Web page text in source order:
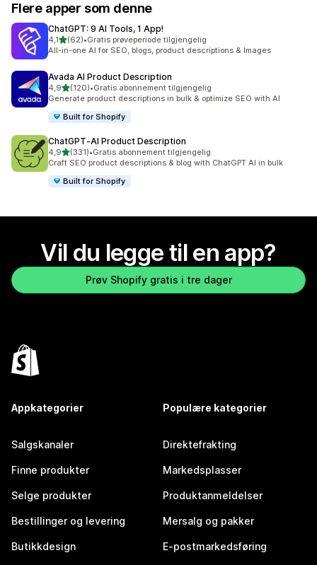
Flere apper som denne
ChatGPT: 9 AI Tools, 1 App!
4,1av 5 stjerner
(62)
Totalt 62 omtaler
•Gratis prøveperiode tilgjengelig
All-in-one AI for SEO, blogs, product descriptions & Images
Avada AI Product Description
4,9av 5 stjerner
(120)
Totalt 120 omtaler
•Gratis abonnement tilgjengelig
Generate product descriptions in bulk & optimize SEO with AI
Built for Shopify
ChatGPT‑AI Product Description
4,9av 5 stjerner
(331)
Totalt 331 omtaler
•Gratis abonnement tilgjengelig
Craft SEO product descriptions & blog with ChatGPT AI in bulk
Built for Shopify
Vil du legge til en app?
Prøv Shopify gratis i tre dager
Appkategorier
Salgskanaler
Finne produkter
Selge produkter
Bestillinger og levering
Butikkdesign
Populære kategorier
Direktefrakting
Markedsplasser
Produktanmeldelser
Mersalg og pakker
E-postmarkedsføring